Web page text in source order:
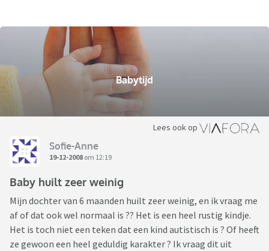
Babytijd
Lees ook op
Sofie-Anne
19-12-2008 om 12:19
Baby huilt zeer weinig
Mijn dochter van 6 maanden huilt zeer weinig, en ik vraag me
af of dat ook wel normaal is ?? Het is een heel rustig kindje.
Het is toch niet een teken dat een kind autistisch is ? Of heeft
ze gewoon een heel geduldig karakter ? Ik vraag dit uit